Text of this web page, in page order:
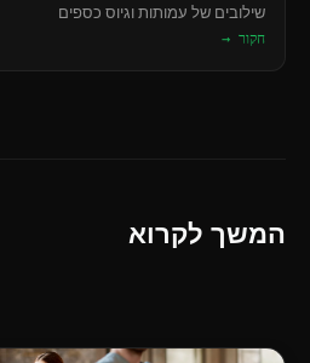
שילובים של עמותות וגיוס כספים
חקור →
המשך לקרוא